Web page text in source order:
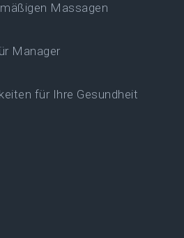
Massagen
Manager
für Ihre Gesundheit